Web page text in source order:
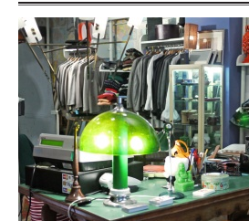
среда